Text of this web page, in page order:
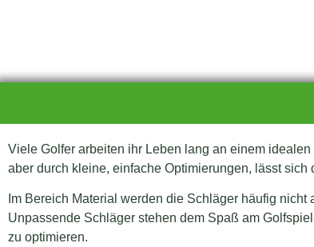
Viele Golfer arbeiten ihr Leben lang an einem
aber durch kleine, einfache Optimierungen, lässt
Im Bereich Material werden die Schläger häufig
Unpassende Schläger stehen dem Spaß am
zu optimieren.